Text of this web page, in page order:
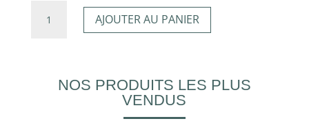
AJOUTER AU PANIER
NOS PRODUITS LES PLUS
VENDUS